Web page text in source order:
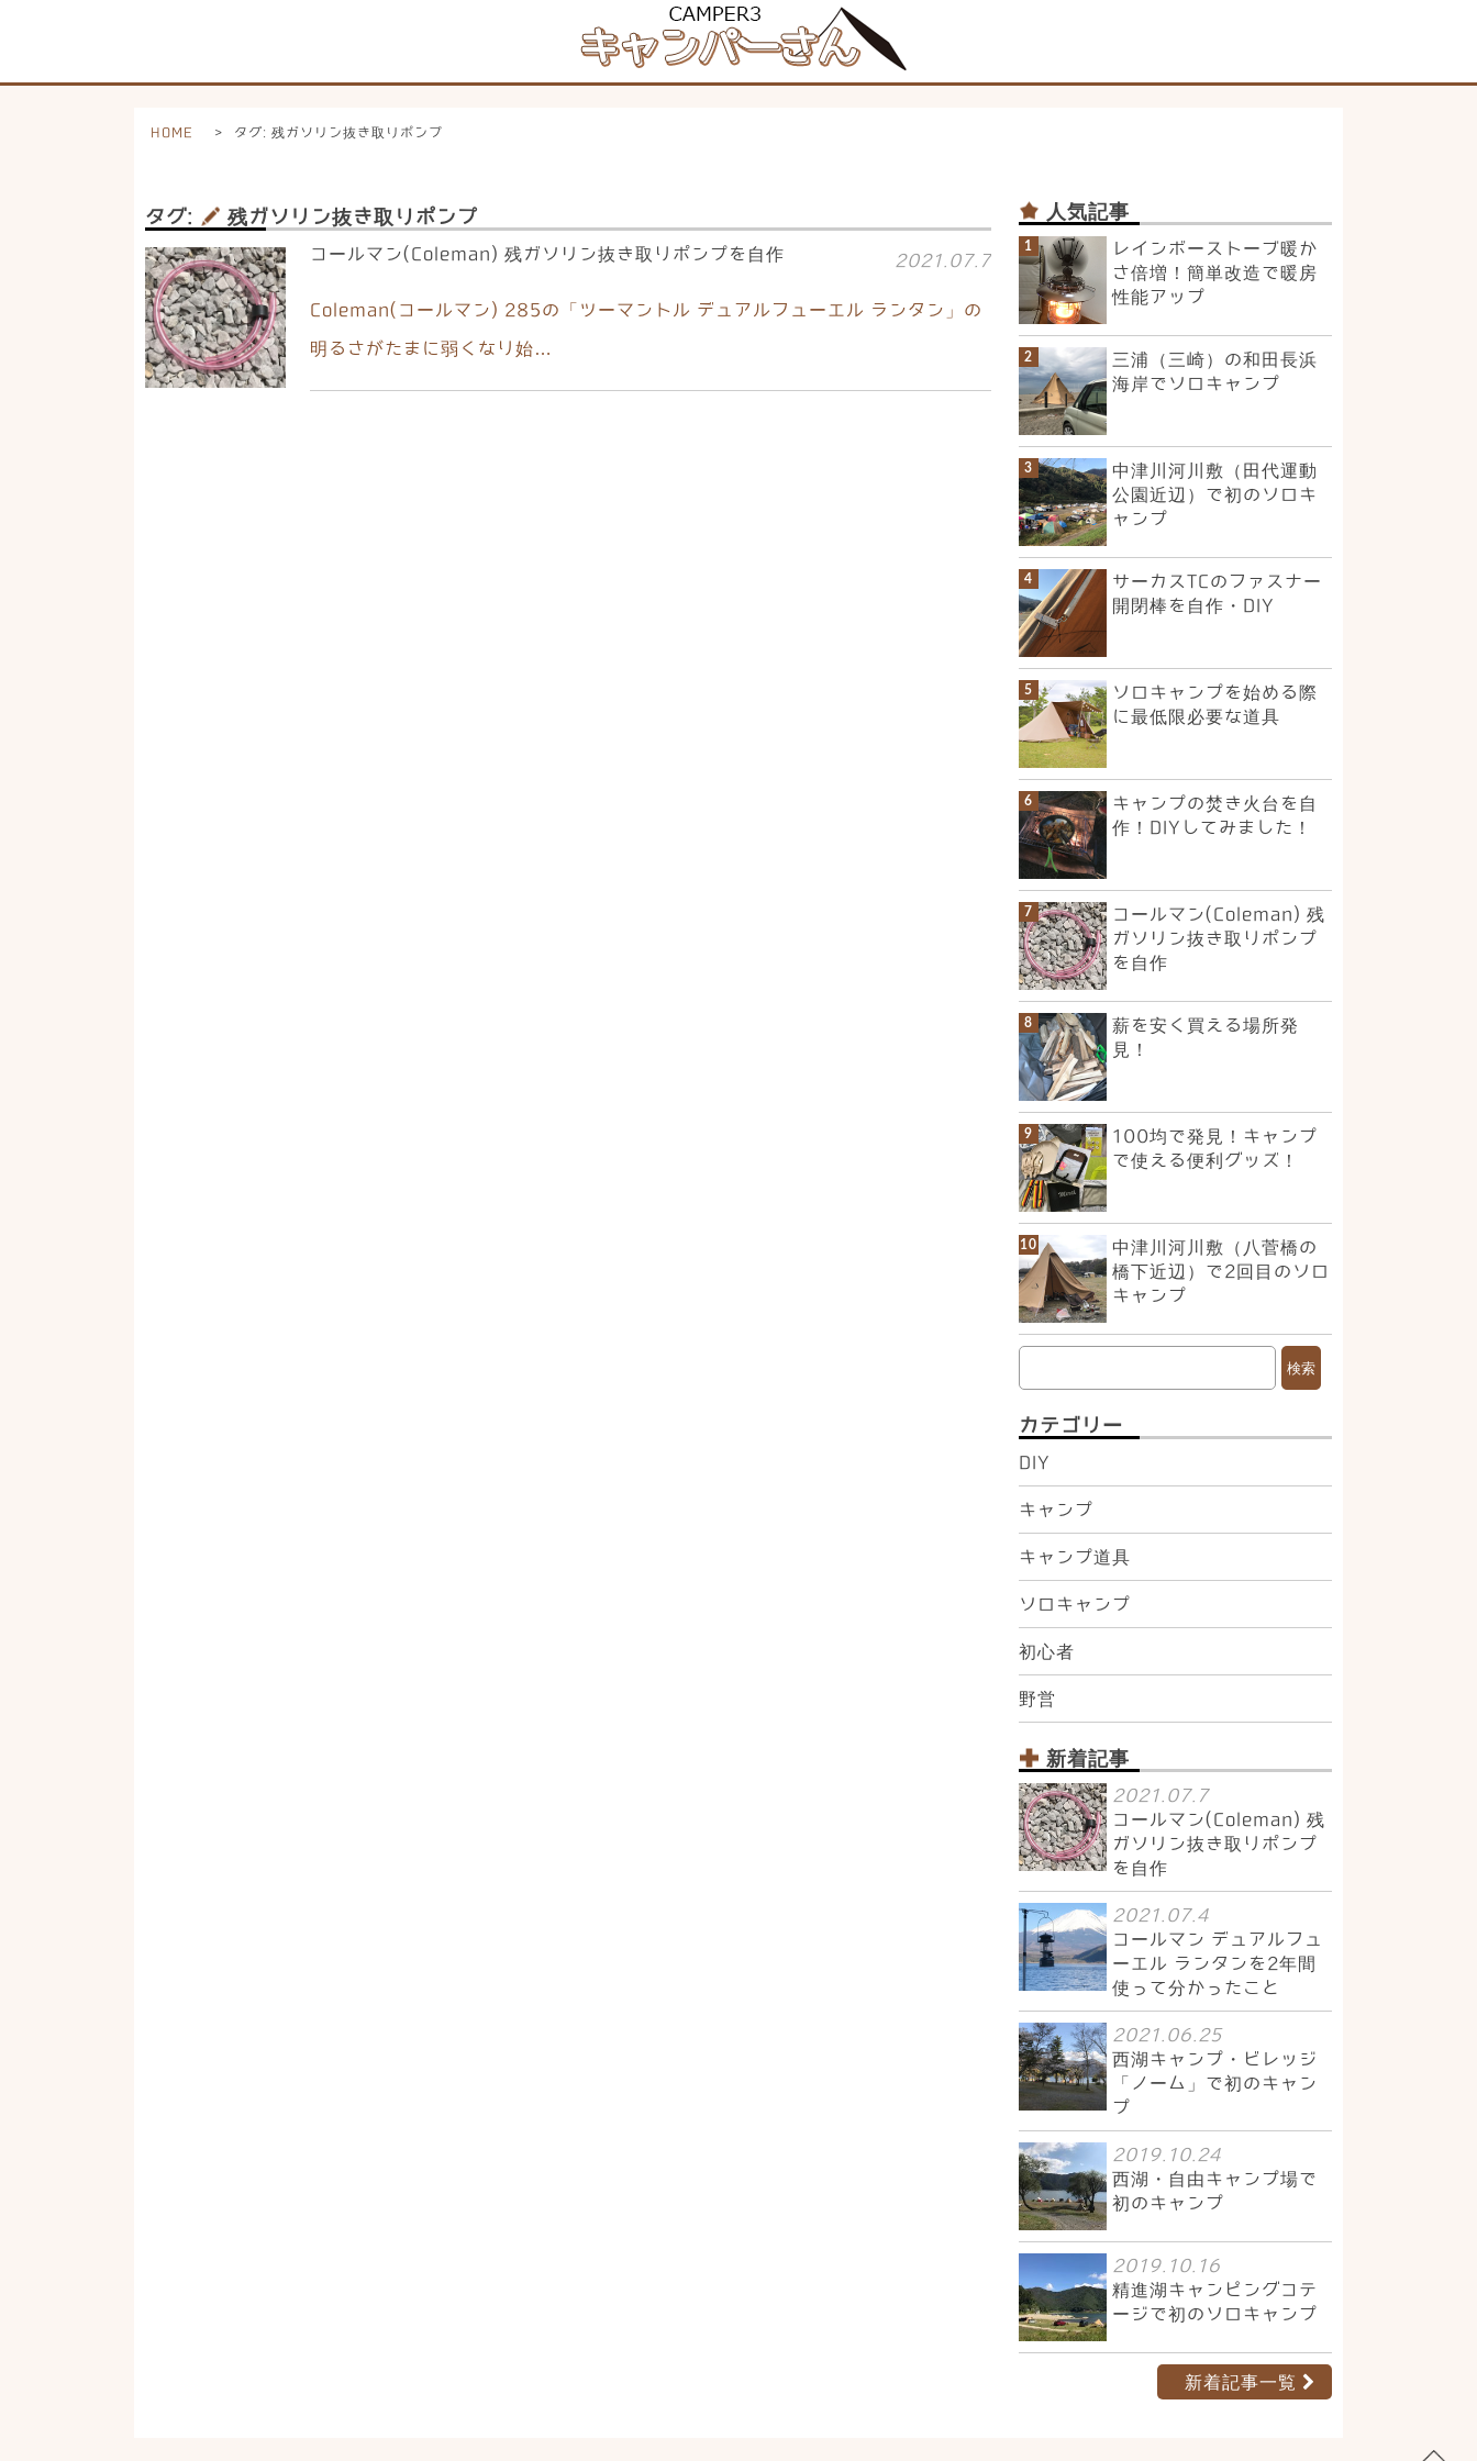
HOME > タグ: 残ガソリン抜き取りポンプ
タグ: 残ガソリン抜き取りポンプ
コールマン(Coleman) 残ガソリン抜き取りポンプを自作 2021.07.7
Coleman(コールマン) 285の「ツーマントル デュアルフューエル ランタン」の
明るさがたまに弱くなり始…
人気記事
レインボーストーブ暖か
さ倍増！簡単改造で暖房
性能アップ
三浦（三崎）の和田長浜
海岸でソロキャンプ
中津川河川敷（田代運動
公園近辺）で初のソロキ
ャンプ
サーカスTCのファスナー
開閉棒を自作・DIY
ソロキャンプを始める際
に最低限必要な道具
キャンプの焚き火台を自
作！DIYしてみました！
コールマン(Coleman) 残
ガソリン抜き取りポンプ
を自作
薪を安く買える場所発
見！
100均で発見！キャンプ
で使える便利グッズ！
中津川河川敷（八菅橋の
橋下近辺）で2回目のソロ
キャンプ
カテゴリー
DIY
キャンプ
キャンプ道具
ソロキャンプ
初心者
野営
新着記事
2021.07.7
コールマン(Coleman) 残
ガソリン抜き取りポンプ
を自作
2021.07.4
コールマン デュアルフュ
ーエル ランタンを2年間
使って分かったこと
2021.06.25
西湖キャンプ・ビレッジ
「ノーム」で初のキャン
プ
2019.10.24
西湖・自由キャンプ場で
初のキャンプ
2019.10.16
精進湖キャンピングコテ
ージで初のソロキャンプ
新着記事一覧